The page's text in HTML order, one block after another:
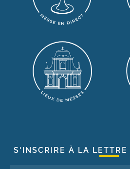
S'INSCRIRE À LA LETTRE